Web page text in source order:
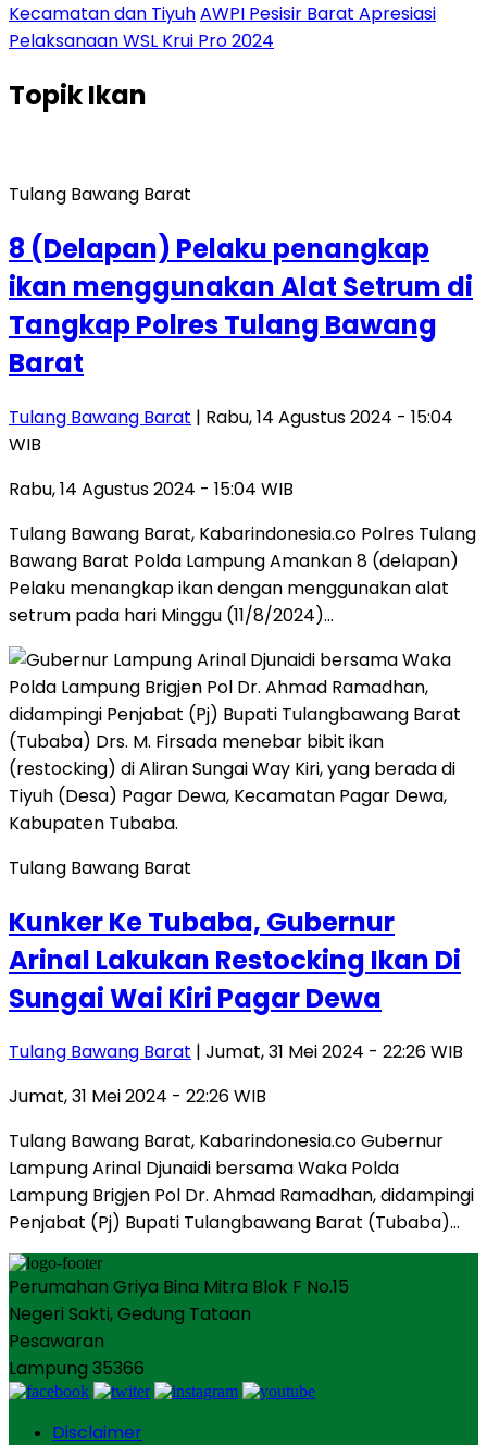
Kecamatan dan TiyuhAWPI Pesisir Barat Apresiasi
Pelaksanaan WSL Krui Pro 2024
TopikIkan
Tulang Bawang Barat
8 (Delapan) Pelaku penangkap
ikan menggunakan Alat Setrum di
Tangkap Polres Tulang Bawang
Barat
Tulang Bawang Barat | Rabu, 14 Agustus 2024 - 15:04
WIB
Rabu, 14 Agustus 2024 - 15:04 WIB
Tulang Bawang Barat, Kabarindonesia.co Polres Tulang
Bawang Barat Polda Lampung Amankan 8 (delapan)
Pelaku menangkap ikan dengan menggunakan alat
setrum pada hari Minggu (11/8/2024)…
Tulang Bawang Barat
Kunker Ke Tubaba, Gubernur
Arinal Lakukan Restocking Ikan Di
Sungai Wai Kiri Pagar Dewa
Tulang Bawang Barat | Jumat, 31 Mei 2024 - 22:26 WIB
Jumat, 31 Mei 2024 - 22:26 WIB
Tulang Bawang Barat, Kabarindonesia.co Gubernur
Lampung Arinal Djunaidi bersama Waka Polda
Lampung Brigjen Pol Dr. Ahmad Ramadhan, didampingi
Penjabat (Pj) Bupati Tulangbawang Barat (Tubaba)…
Perumahan Griya Bina Mitra Blok F No.15
Negeri Sakti, Gedung Tataan
Pesawaran
Lampung 35366
Disclaimer